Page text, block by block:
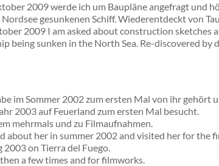
2009 werde ich um Baupläne angefragt und
Nordsee gesunkenen Schiff. Wiederentdeckt von
2009 I am asked about construction sketches
being sunken in the North Sea. Re-discovered by
im Sommer 2002 zum ersten Mal von ihr gehört
2003 auf Feuerland zum ersten Mal besucht.
mehrmals und zu Filmaufnahmen.
about her in summer 2002 and visited her for the
2003 on Tierra del Fuego.
a few times and for filmworks.